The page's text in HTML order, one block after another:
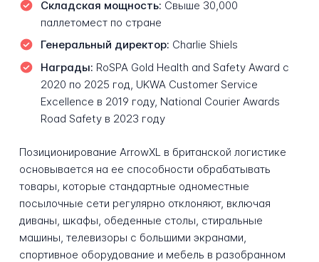
Складская мощность: Свыше 30,000
паллетомест по стране
Генеральный директор: Charlie Shiels
Награды: RoSPA Gold Health and Safety Award с
2020 по 2025 год, UKWA Customer Service
Excellence в 2019 году, National Courier Awards
Road Safety в 2023 году
Позиционирование ArrowXL в британской логистике
основывается на ее способности обрабатывать
товары, которые стандартные одноместные
посылочные сети регулярно отклоняют, включая
диваны, шкафы, обеденные столы, стиральные
машины, телевизоры с большими экранами,
спортивное оборудование и мебель в разобранном